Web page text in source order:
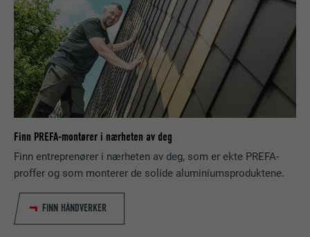
Finn PREFA-montører i nærheten av deg
Finn entreprenører i nærheten av deg, som er ekte PREFA-
proffer og som monterer de solide aluminiumsproduktene.
FINN HÅNDVERKER
NAVN YSC
TILBYDER YouTube
FORLØP Økt
FORMÅL
Brukes av YouTube (Google) til å lagre
NAVN _gcl_au
TILBYDER Google AdSense